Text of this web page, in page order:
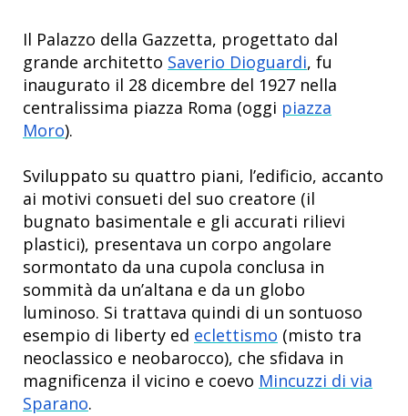
Il Palazzo della Gazzetta, progettato dal
grande architetto Saverio Dioguardi, fu
inaugurato il 28 dicembre del 1927 nella
centralissima piazza Roma (oggi piazza
Moro).
Sviluppato su quattro piani, l’edificio, accanto
ai motivi consueti del suo creatore (il
bugnato basimentale e gli accurati rilievi
plastici), presentava un corpo angolare
sormontato da una cupola conclusa in
sommità da un’altana e da un globo
luminoso. Si trattava quindi di un sontuoso
esempio di liberty ed eclettismo (misto tra
neoclassico e neobarocco), che sfidava in
magnificenza il vicino e coevo Mincuzzi di via
Sparano.